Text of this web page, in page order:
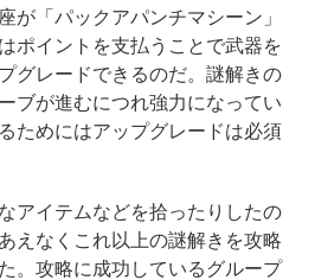
が「パックアパンチマシーン」
ポイントを支払うことで武器を
グレードできるのだ。謎解きの
ブが進むにつれ強力になってい
ためにはアップグレードは必須
アイテムなどを拾ったりしたの
えなくこれ以上の謎解きを攻略
。攻略に成功しているグループ